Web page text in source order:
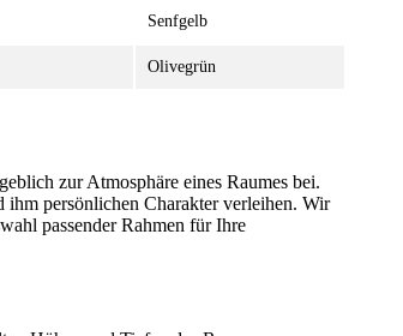
Senfgelb
Olivegrün
zur Atmosphäre eines Raumes bei.
persönlichen Charakter verleihen. Wir
passender Rahmen für Ihre